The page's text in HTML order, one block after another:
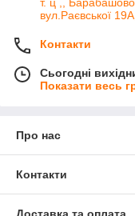
вул.Раєвської
Контакти
Сьогодні
Показати весь
Про нас
Контакти